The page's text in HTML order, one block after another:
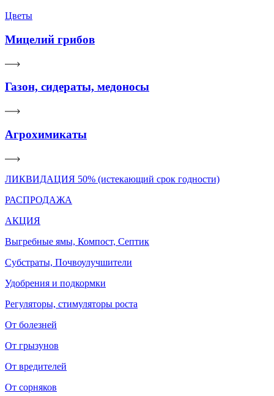
Цветы
Мицелий грибов
Газон, сидераты, медоносы
Агрохимикаты
ЛИКВИДАЦИЯ 50% (истекающий срок годности)
РАСПРОДАЖА
АКЦИЯ
Выгребные ямы, Компост, Септик
Субстраты, Почвоулучшители
Удобрения и подкормки
Регуляторы, стимуляторы роста
От болезней
От грызунов
От вредителей
От сорняков